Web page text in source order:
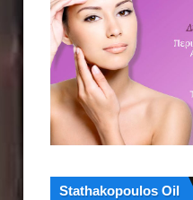
Stathakopoulos Oil